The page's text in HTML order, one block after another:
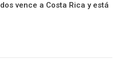
vence a Costa Rica y está